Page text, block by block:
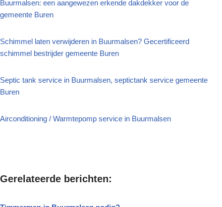
Buurmalsen: een aangewezen erkende dakdekker voor de
gemeente Buren
Schimmel laten verwijderen in Buurmalsen? Gecertificeerd
schimmel bestrijder gemeente Buren
Septic tank service in Buurmalsen, septictank service gemeente
Buren
Airconditioning / Warmtepomp service in Buurmalsen
Gerelateerde berichten: